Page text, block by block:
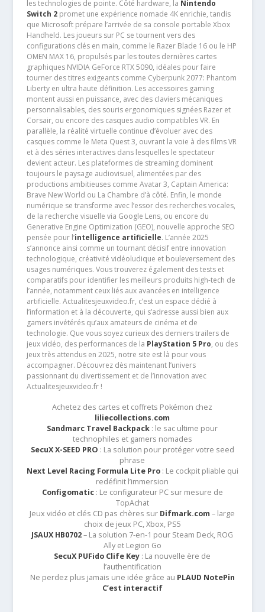
les technologies de pointe. Côté hardware, la Nintendo
Switch 2promet une expérience nomade 4K enrichie, tandis
que Microsoft prépare l’arrivée de sa console portable Xbox
Handheld. Les joueurs sur PC se tournent vers des
configurations clés en main, comme le Razer Blade 16 ou le HP
OMEN MAX 16, propulsés par les toutes dernières cartes
graphiques NVIDIA GeForce RTX 5090, idéales pour faire
tourner des titres exigeants comme Cyberpunk 2077: Phantom
Liberty en ultra haute définition. Les accessoires gaming
montent aussi en puissance, avec des claviers mécaniques
personnalisables, des souris ergonomiques signées Razer et
Corsair, ou encore des casques audio compatibles VR. En
parallèle, la réalité virtuelle continue d’évoluer avec des
casques comme le Meta Quest 3, ouvrant la voie à des films VR
et à des séries interactives dans lesquelles le spectateur
devient acteur. Les plateformes de streaming dominent
toujours le paysage audiovisuel, alimentées par des
productions ambitieuses comme Avatar 3, Captain America:
Brave New World ou La Chambre d’à côté. Enfin, le monde
numérique se transforme avec l’essor des recherches vocales,
de la recherche visuelle via Google Lens, ou encore du
Generative Engine Optimization (GEO), nouvelle approche SEO
pensée pour l’intelligence artificielle. L’année 2025
s’annonce ainsi comme un tournant décisif entre innovation
technologique, créativité vidéoludique et bouleversement des
usages numériques. Vous trouverez également des tests et
comparatifs pour identifier les meilleurs produits high-tech de
l’année, notamment ceux liés aux avancées en intelligence
artificielle. Actualitesjeuxvideo.fr, c’est un espace dédié à
l’information et à la découverte, qui s’adresse aussi bien aux
gamers invétérés qu’aux amateurs de cinéma et de
technologie. Que vous soyez curieux des derniers trailers de
jeux vidéo, des performances de la PlayStation 5 Pro, ou des
jeux très attendus en 2025, notre site est là pour vous
accompagner. Découvrez dès maintenant l’univers
passionnant du divertissement et de l’innovation avec
Actualitesjeuxvideo.fr !
Achetez des cartes et coffrets Pokémon chez
liliecollections.com
Sandmarc Travel Backpack : le sac ultime pour
technophiles et gamers nomades
SecuX X-SEED PRO : La solution pour protéger votre seed
phrase
Next Level Racing Formula Lite Pro: Le cockpit pliable qui
redéfinit l’immersion
Configomatic: Le configurateur PC sur mesure de
TopAchat
Jeux vidéo et clés CD pas chères sur Difmark.com – large
choix de jeux PC, Xbox, PS5
JSAUX HB0702– La solution 7-en-1 pour Steam Deck, ROG
Ally et Legion Go
SecuX PUFido Clife Key : La nouvelle ère de
l’authentification
Ne perdez plus jamais une idée grâce au PLAUD NotePin
C’est interactif